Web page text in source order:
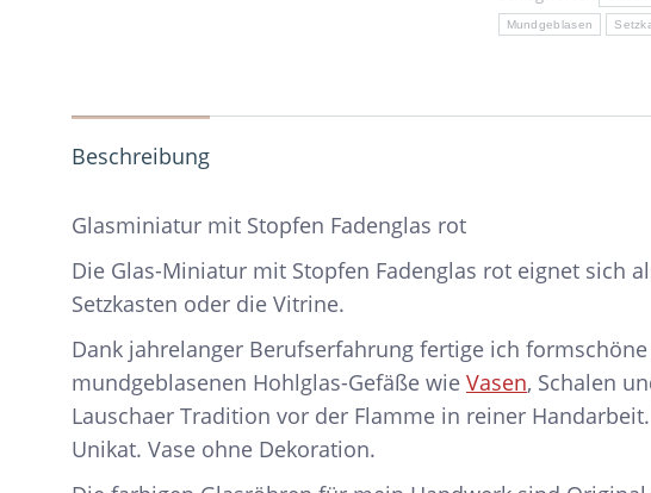
Menge
Mundgeblasen
Beschreibung
Glasminiatur mit Stopfen Fadenglas rot
Die Glas-Miniatur mit Stopfen Fadenglas rot eignet sich
Setzkasten oder die Vitrine.
Dank jahrelanger Berufserfahrung fertige ich
mundgeblasenen Hohlglas-Gefäße wie Vasen, Schalen
Lauschaer Tradition vor der Flamme in reiner
Unikat. Vase ohne Dekoration.